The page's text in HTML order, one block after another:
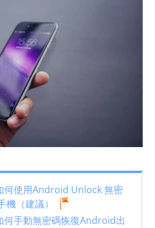
何使用Android Unlock 無密
（建議）
何手動無密碼恢復Android出